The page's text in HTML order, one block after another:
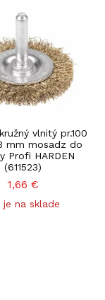
vlnitý pr.100
mm mosadz do
Profi HARDEN
(611523)
1,66 €
je na sklade